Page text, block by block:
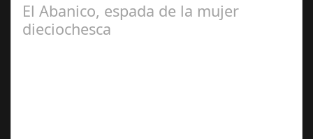
El Abanico, espada de la mujer
dieciochesca